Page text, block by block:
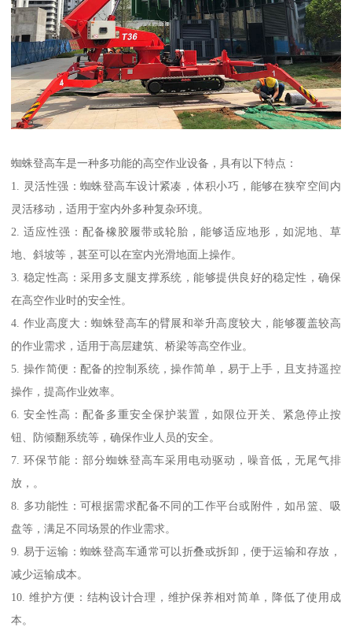
蜘蛛登高车是一种多功能的高空作业设备，具有以下特点：
1. 灵活性强：蜘蛛登高车设计紧凑，体积小巧，能够在狭窄空间内
灵活移动，适用于室内外多种复杂环境。
2. 适应性强：配备橡胶履带或轮胎，能够适应地形，如泥地、草
地、斜坡等，甚至可以在室内光滑地面上操作。
3. 稳定性高：采用多支腿支撑系统，能够提供良好的稳定性，确保
在高空作业时的安全性。
4. 作业高度大：蜘蛛登高车的臂展和举升高度较大，能够覆盖较高
的作业需求，适用于高层建筑、桥梁等高空作业。
5. 操作简便：配备的控制系统，操作简单，易于上手，且支持遥控
操作，提高作业效率。
6. 安全性高：配备多重安全保护装置，如限位开关、紧急停止按
钮、防倾翻系统等，确保作业人员的安全。
7. 环保节能：部分蜘蛛登高车采用电动驱动，噪音低，无尾气排
放，。
8. 多功能性：可根据需求配备不同的工作平台或附件，如吊篮、吸
盘等，满足不同场景的作业需求。
9. 易于运输：蜘蛛登高车通常可以折叠或拆卸，便于运输和存放，
减少运输成本。
10. 维护方便：结构设计合理，维护保养相对简单，降低了使用成
本。